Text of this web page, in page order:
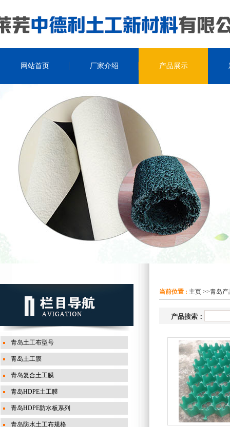
网站首页 厂家介绍 产品展示
青岛土工布型号
青岛土工膜
青岛复合土工膜
青岛HDPE土工膜
青岛HDPE防水板系列
青岛防水土工布规格
当前位置 : 主页 >>青岛产
产品搜索：